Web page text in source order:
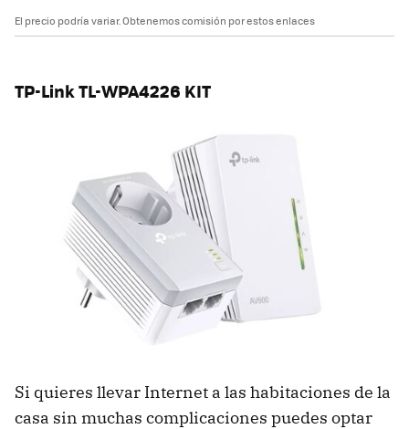
El precio podría variar. Obtenemos comisión por estos enlaces
TP-Link TL-WPA4226 KIT
Si quieres llevar Internet a las habitaciones de la
casa sin muchas complicaciones puedes optar